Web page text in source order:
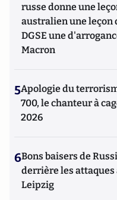
russe donne une
australien une leçon
DGSE une
Macron
5Apologie du
700, le chanteur à
2026
6Bons baisers de
derrière les
Leipzig